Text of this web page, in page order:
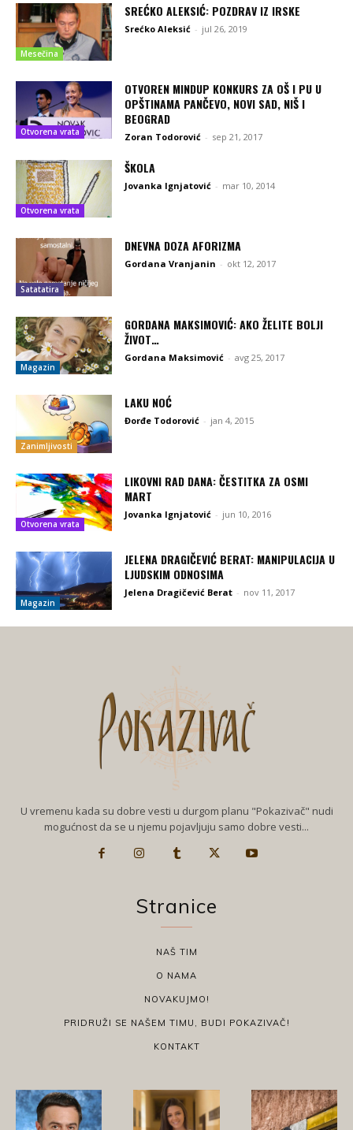
Mesečina
SREĆKO ALEKSIĆ: POZDRAV IZ IRSKE
Srećko Aleksić - jul 26, 2019
Otvorena vrata
OTVOREN MINDUP KONKURS ZA OŠ I PU U
OPŠTINAMA PANČEVO, NOVI SAD, NIŠ I
BEOGRAD
Zoran Todorović - sep 21, 2017
Otvorena vrata
ŠKOLA
Jovanka Ignjatović - mar 10, 2014
Satatatira
DNEVNA DOZA AFORIZMA
Gordana Vranjanin - okt 12, 2017
Magazin
GORDANA MAKSIMOVIĆ: AKO ŽELITE BOLJI
ŽIVOT…
Gordana Maksimović - avg 25, 2017
Zanimljivosti
LAKU NOĆ
Đorđe Todorović - jan 4, 2015
Otvorena vrata
LIKOVNI RAD DANA: ČESTITKA ZA OSMI
MART
Jovanka Ignjatović - jun 10, 2016
Magazin
JELENA DRAGIČEVIĆ BERAT: MANIPULACIJA U
LJUDSKIM ODNOSIMA
Jelena Dragičević Berat - nov 11, 2017
U vremenu kada su dobre vesti u durgom planu "Pokazivač" nudi
mogućnost da se u njemu pojavljuju samo dobre vesti...
Stranice
NAŠ TIM
O NAMA
NOVAKUJMO!
PRIDRUŽI SE NAŠEM TIMU, BUDI POKAZIVAČ!
KONTAKT